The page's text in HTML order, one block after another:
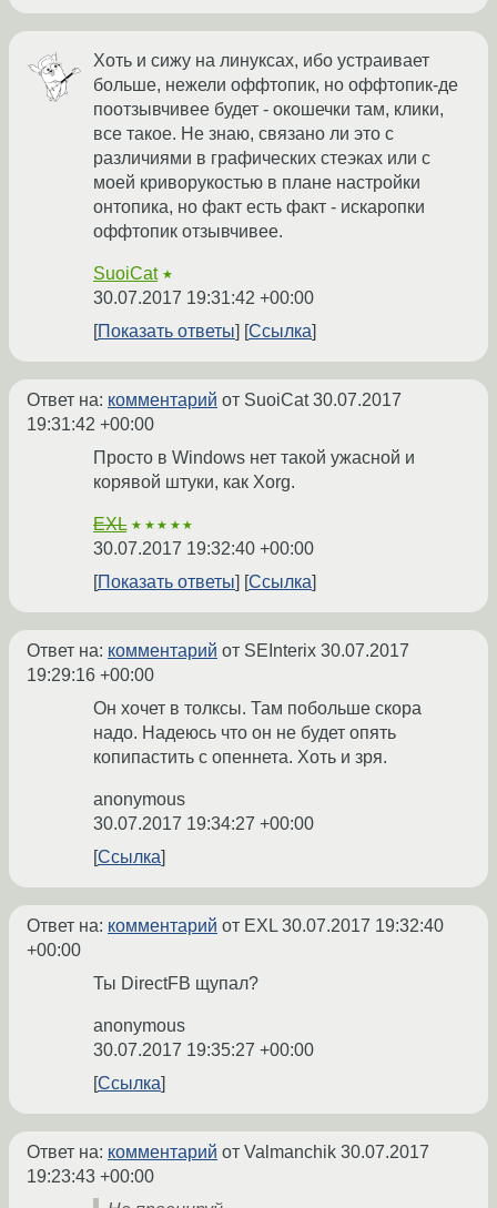
Хоть и сижу на линуксах, ибо устраивает
больше, нежели оффтопик, но оффтопик-де
поотзывчивее будет - окошечки там, клики,
все такое. Не знаю, связано ли это с
различиями в графических стеэках или с
моей криворукостью в плане настройки
онтопика, но факт есть факт - искаропки
оффтопик отзывчивее.
SuoiCat ★
30.07.2017 19:31:42 +00:00
Показать ответы
Ссылка
Ответ на: комментарий от SuoiCat30.07.2017
19:31:42 +00:00
Просто в Windows нет такой ужасной и
корявой штуки, как Xorg.
EXL ★★★★★
30.07.2017 19:32:40 +00:00
Показать ответы
Ссылка
Ответ на: комментарий от SEInterix 30.07.2017
19:29:16 +00:00
Он хочет в толксы. Там побольше скора
надо. Надеюсь что он не будет опять
копипастить с опеннета. Хоть и зря.
anonymous
30.07.2017 19:34:27 +00:00
Ссылка
Ответ на: комментарий от EXL 30.07.2017 19:32:40
+00:00
Ты DirectFB щупал?
anonymous
30.07.2017 19:35:27 +00:00
Ссылка
Ответ на: комментарий от Valmanchik 30.07.2017
19:23:43 +00:00